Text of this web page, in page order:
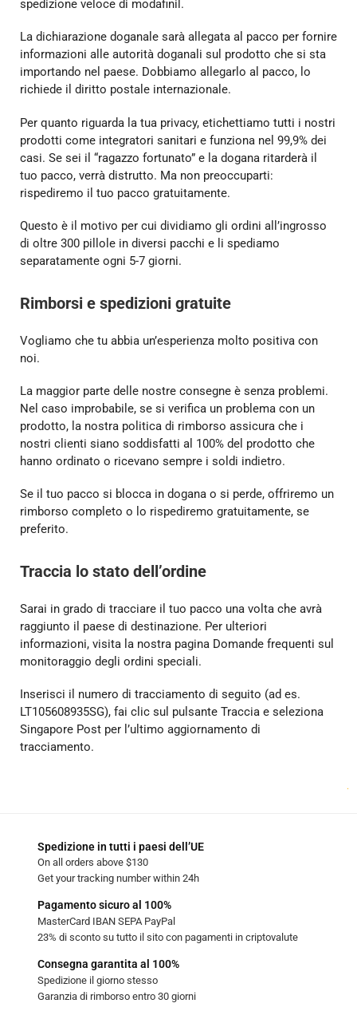
spedizione veloce di modafinil.
La dichiarazione doganale sarà allegata al pacco per fornire
informazioni alle autorità doganali sul prodotto che si sta
importando nel paese. Dobbiamo allegarlo al pacco, lo
richiede il diritto postale internazionale.
Per quanto riguarda la tua privacy, etichettiamo tutti i nostri
prodotti come integratori sanitari e funziona nel 99,9% dei
casi. Se sei il “ragazzo fortunato” e la dogana ritarderà il
tuo pacco, verrà distrutto. Ma non preoccuparti:
rispediremo il tuo pacco gratuitamente.
Questo è il motivo per cui dividiamo gli ordini all’ingrosso
di oltre 300 pillole in diversi pacchi e li spediamo
separatamente ogni 5-7 giorni.
Rimborsi e spedizioni gratuite
Vogliamo che tu abbia un’esperienza molto positiva con
noi.
La maggior parte delle nostre consegne è senza problemi.
Nel caso improbabile, se si verifica un problema con un
prodotto, la nostra politica di rimborso assicura che i
nostri clienti siano soddisfatti al 100% del prodotto che
hanno ordinato o ricevano sempre i soldi indietro.
Se il tuo pacco si blocca in dogana o si perde, offriremo un
rimborso completo o lo rispediremo gratuitamente, se
preferito.
Traccia lo stato dell’ordine
Sarai in grado di tracciare il tuo pacco una volta che avrà
raggiunto il paese di destinazione. Per ulteriori
informazioni, visita la nostra pagina Domande frequenti sul
monitoraggio degli ordini speciali.
Inserisci il numero di tracciamento di seguito (ad es.
LT105608935SG), fai clic sul pulsante Traccia e seleziona
Singapore Post per l’ultimo aggiornamento di
tracciamento.
.
Spedizione in tutti i paesi dell’UE
On all orders above $130
Get your tracking number within 24h
Pagamento sicuro al 100%
MasterCard IBAN SEPA PayPal
23% di sconto su tutto il sito con pagamenti in criptovalute
Consegna garantita al 100%
Spedizione il giorno stesso
Garanzia di rimborso entro 30 giorni